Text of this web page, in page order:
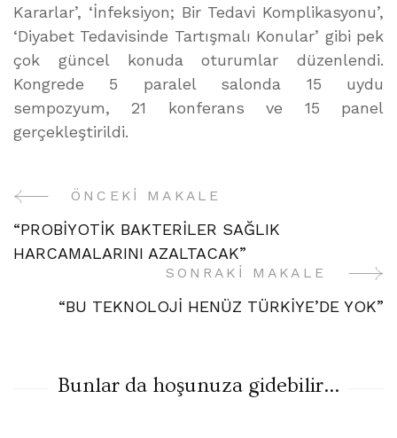
Kararlar’, ‘İnfeksiyon; Bir Tedavi Komplikasyonu’,
‘Diyabet Tedavisinde Tartışmalı Konular’ gibi pek
çok güncel konuda oturumlar düzenlendi.
Kongrede 5 paralel salonda 15 uydu
sempozyum, 21 konferans ve 15 panel
gerçekleştirildi.
Yazı
Gezinme
ÖNCEKI MAKALE
“PROBİYOTİK BAKTERİLER SAĞLIK
HARCAMALARINI AZALTACAK”
SONRAKI MAKALE
“BU TEKNOLOJİ HENÜZ TÜRKİYE’DE YOK”
Bunlar da hoşunuza gidebilir...